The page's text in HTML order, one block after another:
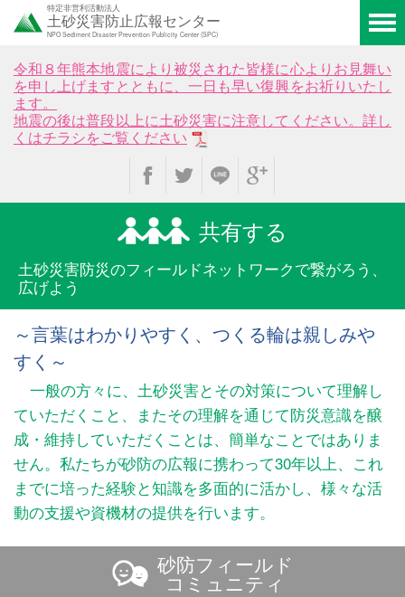
特定非営利活動法人
土砂災害防止広報センター
NPO Sediment Disaster Prevention Publicity Center (SPC)
令和８年熊本地震により被災された皆様に心よりお見舞い
を申し上げますとともに、一日も早い復興をお祈りいたし
ます。
地震の後は普段以上に土砂災害に注意してください。詳し
くはチラシをご覧ください
共有する
土砂災害防災のフィールドネットワークで繋がろう、
広げよう
～言葉はわかりやすく、つくる輪は親しみや
すく～
一般の方々に、土砂災害とその対策について理解し
ていただくこと、またその理解を通じて防災意識を醸
成・維持していただくことは、簡単なことではありま
せん。私たちが砂防の広報に携わって30年以上、これ
までに培った経験と知識を多面的に活かし、様々な活
動の支援や資機材の提供を行います。
砂防フィールド
コミュニティ